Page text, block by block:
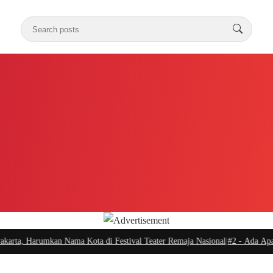
Nama Kota di Festival Teater Remaja Nasional|#2 -Ada Apa